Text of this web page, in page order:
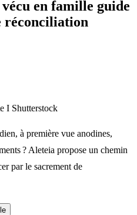
en famille guide
réconciliation
I Shutterstock
à première vue anodines,
? Aleteia propose un chemin
par le sacrement de